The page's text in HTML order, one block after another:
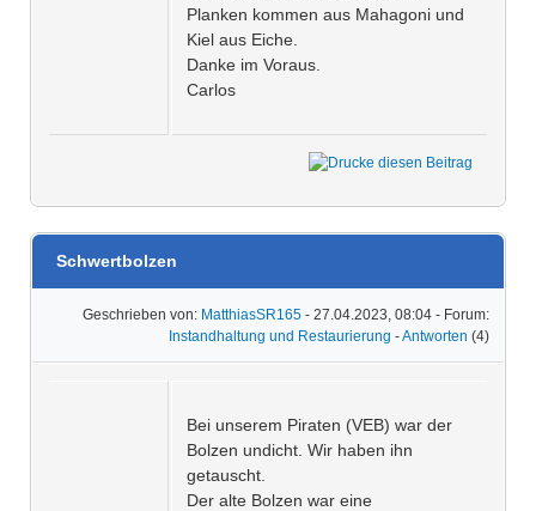
Planken kommen aus Mahagoni und
Kiel aus Eiche.
Danke im Voraus.
Carlos
Schwertbolzen
Geschrieben von: MatthiasSR165 - 27.04.2023, 08:04 - Forum:
Instandhaltung und Restaurierung -Antworten (4)
Bei unserem Piraten (VEB) war der
Bolzen undicht. Wir haben ihn
getauscht.
Der alte Bolzen war eine